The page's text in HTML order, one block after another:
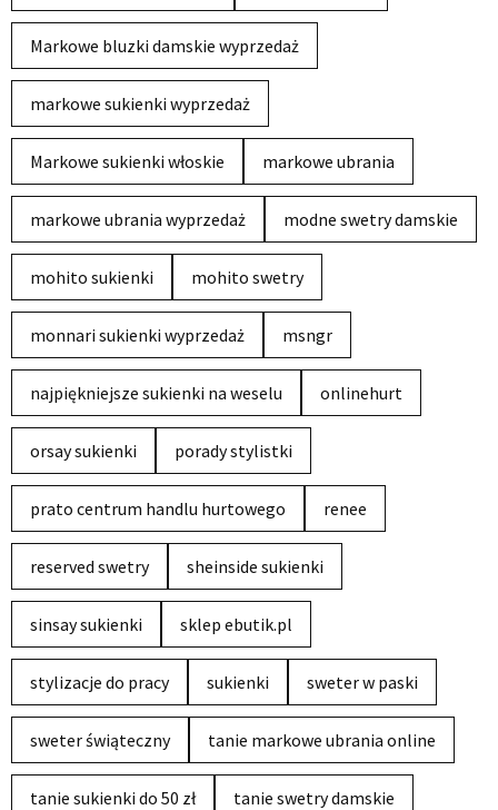
Markowe bluzki damskie wyprzedaż
markowe sukienki wyprzedaż
Markowe sukienki włoskie markowe ubrania
markowe ubrania wyprzedaż modne swetry damskie
mohito sukienki mohito swetry
monnari sukienki wyprzedaż msngr
najpiękniejsze sukienki na weselu onlinehurt
orsay sukienki porady stylistki
prato centrum handlu hurtowego renee
reserved swetry sheinside sukienki
sinsay sukienki sklep ebutik.pl
stylizacje do pracy sukienki sweter w paski
sweter świąteczny tanie markowe ubrania online
tanie sukienki do 50 zł tanie swetry damskie